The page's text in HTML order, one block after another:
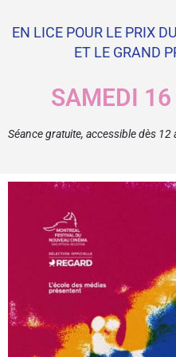
EN LICE POUR LE PRIX
ET LE GRAND
SAMEDI
Séance gratuite, accessible dès 12